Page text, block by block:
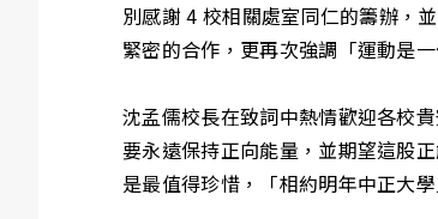
別感謝 4 校相關處室同仁的籌辦，
緊密的合作，更再次強調「運動是一
沈孟儒校長在致詞中熱情歡迎各校
要永遠保持正向能量，並期望這股
是最值得珍惜，「相約明年中正大學